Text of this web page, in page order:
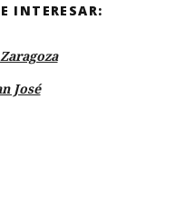
INTERESAR:
José